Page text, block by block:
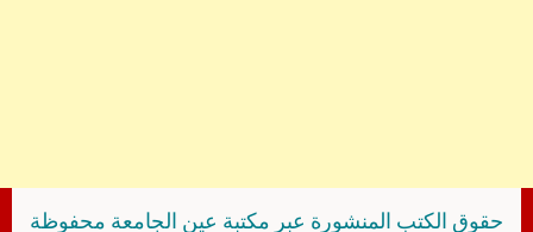
حقوق الكتب المنشورة عبر مكتبة عين الجامعة محفوظة